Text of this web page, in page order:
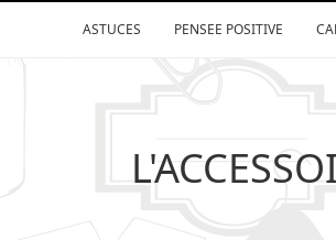
ASTUCES PENSEE POSITIVE